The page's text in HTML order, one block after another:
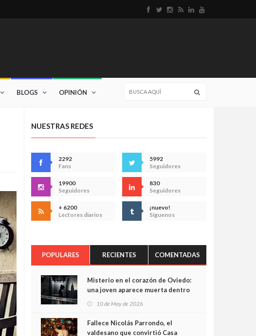
BLOGS OPINIÓN
NUESTRAS REDES
2292
Fans
5992
Seguidores
19900
Seguidores
830
Seguidores
+ 6200
Lectores diarios
¡nuevo!
Síguenos
POPULARES RECIENTES COMENTADAS
Misterio en el corazón de Oviedo:
una joven aparece muerta dentro
cámaras captan sus últimos
minutos
10 de May de 2026
Fallece Nicolás Parrondo, el
valdesano que convirtió Casa